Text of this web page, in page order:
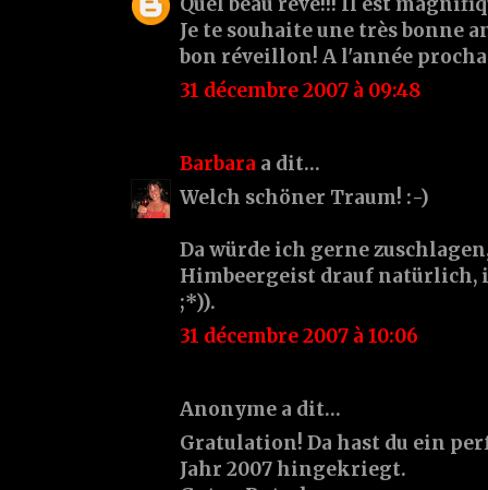
Je te souhaite une très bonne
bon réveillon! A l'année
31 décembre 2007 à 09:48
Barbara a dit…
Welch schöner Traum! :-)
Da würde ich gerne
Himbeergeist drauf natürlich,
;*)).
31 décembre 2007 à 10:06
Anonyme a dit…
Gratulation! Da hast du ein
Jahr 2007 hingekriegt.